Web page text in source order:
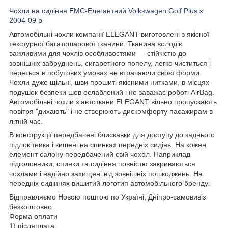
Чохли на сидіння EMC-Елегантний Volkswagen Golf Plus з
2004-09 р
Автомобільні чохли компанії ELEGANT виготовлені з якісної
текстурної багатошарової тканини. Тканина володіє
важливими для чохлів особливостями — стійкістю до
зовнішніх забруднень, сигаретного попелу, легко чиститься і
переться в побутових умовах не втрачаючи своєї форми.
Чохли дуже щільні, шви прошиті якісними нитками, в місцях
подушок безпеки шов ослаблений і не заважає роботі AirBag.
Автомобільні чохли з автоткани ELEGANT вільно пропускають
повітря "дихають" і не створюють дискомфорту пасажирам в
літній час.
В конструкції передбачені блискавки для доступу до заднього
підлокітника і кишені на спинках передніх сидінь. На кожен
елемент салону передбачений свій чохол. Наприклад
підголовники, спинки та сидіння повністю закриваються
чохлами і надійно захищені від зовнішніх пошкоджень. На
передніх сидіннях вишитий логотип автомобільного бренду.
Відправляємо Новою поштою по Україні, Дніпро-самовивіз
безкоштовно.
Форма оплати
1) післяплата